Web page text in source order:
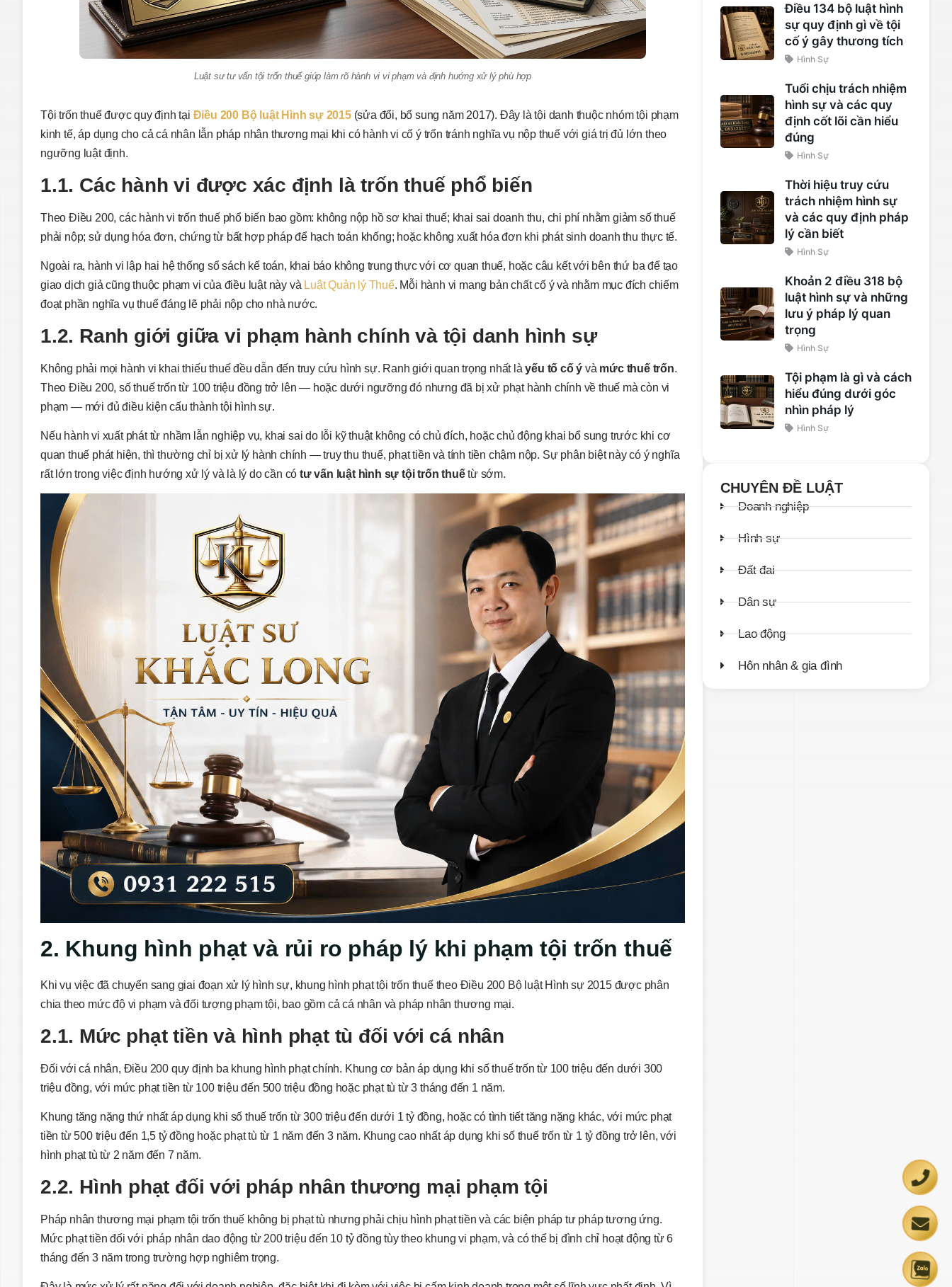
Luật sư tư vấn tội trốn thuế giúp làm rõ hành vi vi phạm và định hướng xử lý phù hợp
Tội trốn thuế được quy định tại Điều 200 Bộ luật Hình sự 2015(sửa đổi, bổ sung năm 2017). Đây là tội danh thuộc nhóm tội phạm
kinh tế, áp dụng cho cả cá nhân lẫn pháp nhân thương mại khi có hành vi cố ý trốn tránh nghĩa vụ nộp thuế với giá trị đủ lớn theo
ngưỡng luật định.
1.1. Các hành vi được xác định là trốn thuế phổ biến
Theo Điều 200, các hành vi trốn thuế phổ biến bao gồm: không nộp hồ sơ khai thuế; khai sai doanh thu, chi phí nhằm giảm số thuế
phải nộp; sử dụng hóa đơn, chứng từ bất hợp pháp để hạch toán khống; hoặc không xuất hóa đơn khi phát sinh doanh thu thực tế.
Ngoài ra, hành vi lập hai hệ thống sổ sách kế toán, khai báo không trung thực với cơ quan thuế, hoặc câu kết với bên thứ ba để tạo
giao dịch giả cũng thuộc phạm vi của điều luật này và Luật Quản lý Thuế. Mỗi hành vi mang bản chất cố ý và nhằm mục đích chiếm
đoạt phần nghĩa vụ thuế đáng lẽ phải nộp cho nhà nước.
1.2. Ranh giới giữa vi phạm hành chính và tội danh hình sự
Không phải mọi hành vi khai thiếu thuế đều dẫn đến truy cứu hình sự. Ranh giới quan trọng nhất làyếu tố cố ý và mức thuế trốn.
Theo Điều 200, số thuế trốn từ 100 triệu đồng trở lên — hoặc dưới ngưỡng đó nhưng đã bị xử phạt hành chính về thuế mà còn vi
phạm — mới đủ điều kiện cấu thành tội hình sự.
Nếu hành vi xuất phát từ nhầm lẫn nghiệp vụ, khai sai do lỗi kỹ thuật không có chủ đích, hoặc chủ động khai bổ sung trước khi cơ
quan thuế phát hiện, thì thường chỉ bị xử lý hành chính — truy thu thuế, phạt tiền và tính tiền chậm nộp. Sự phân biệt này có ý nghĩa
rất lớn trong việc định hướng xử lý và là lý do cần có tư vấn luật hình sự tội trốn thuếtừ sớm.
2. Khung hình phạt và rủi ro pháp lý khi phạm tội trốn thuế
Khi vụ việc đã chuyển sang giai đoạn xử lý hình sự, khung hình phạt tội trốn thuế theo Điều 200 Bộ luật Hình sự 2015 được phân
chia theo mức độ vi phạm và đối tượng phạm tội, bao gồm cả cá nhân và pháp nhân thương mại.
2.1. Mức phạt tiền và hình phạt tù đối với cá nhân
Đối với cá nhân, Điều 200 quy định ba khung hình phạt chính. Khung cơ bản áp dụng khi số thuế trốn từ 100 triệu đến dưới 300
triệu đồng, với mức phạt tiền từ 100 triệu đến 500 triệu đồng hoặc phạt tù từ 3 tháng đến 1 năm.
Khung tăng nặng thứ nhất áp dụng khi số thuế trốn từ 300 triệu đến dưới 1 tỷ đồng, hoặc có tình tiết tăng nặng khác, với mức phạt
tiền từ 500 triệu đến 1,5 tỷ đồng hoặc phạt tù từ 1 năm đến 3 năm. Khung cao nhất áp dụng khi số thuế trốn từ 1 tỷ đồng trở lên, với
hình phạt tù từ 2 năm đến 7 năm.
2.2. Hình phạt đối với pháp nhân thương mại phạm tội
Pháp nhân thương mại phạm tội trốn thuế không bị phạt tù nhưng phải chịu hình phạt tiền và các biện pháp tư pháp tương ứng.
Mức phạt tiền đối với pháp nhân dao động từ 200 triệu đến 10 tỷ đồng tùy theo khung vi phạm, và có thể bị đình chỉ hoạt động từ 6
tháng đến 3 năm trong trường hợp nghiêm trọng.
Điều 134 bộ luật hình
sự quy định gì về tội
cố ý gây thương tích
Hình Sự
Tuổi chịu trách nhiệm
hình sự và các quy
định cốt lõi cần hiểu
đúng
Hình Sự
Thời hiệu truy cứu
trách nhiệm hình sự
và các quy định pháp
lý cần biết
Hình Sự
Khoản 2 điều 318 bộ
luật hình sự và những
lưu ý pháp lý quan
trọng
Hình Sự
Tội phạm là gì và cách
hiểu đúng dưới góc
nhìn pháp lý
Hình Sự
CHUYÊN ĐỀ LUẬT
Doanh nghiệp
Hình sự
Đất đai
Dân sự
Lao động
Hôn nhân & gia đình